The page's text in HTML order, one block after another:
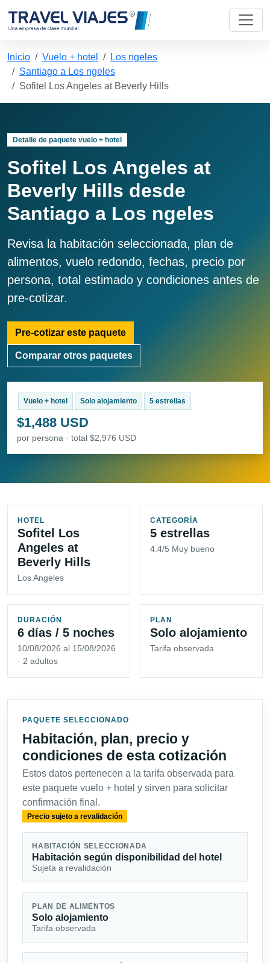
Inicio Vuelo + hotel
Los ngeles
Santiago a Los ngeles
Sofitel Los Angeles at Beverly Hills
Detalle de paquete vuelo + hotel
Sofitel Los Angeles at
Beverly Hills desde
Santiago a Los ngeles
Revisa la habitación seleccionada, plan de
alimentos, vuelo redondo, fechas, precio por
persona, total estimado y condiciones antes de
pre-cotizar.
Pre-cotizar este paquete
Comparar otros paquetes
Vuelo + hotel Solo alojamiento 5 estrellas
$1,488 USD
por persona · total $2,976 USD
HOTEL
Sofitel Los
Angeles at
Beverly Hills
Los Angeles
CATEGORÍA
5 estrellas
4.4/5 Muy bueno
DURACIÓN
6 días / 5 noches
10/08/2026 al 15/08/2026
· 2 adultos
PLAN
Solo alojamiento
Tarifa observada
PAQUETE SELECCIONADO
Habitación, plan, precio y
condiciones de esta cotización
Estos datos pertenecen a la tarifa observada para
este paquete vuelo + hotel y sirven para solicitar
confirmación final.
Precio sujeto a revalidación
HABITACIÓN SELECCIONADA
Habitación según disponibilidad del hotel
Sujeta a revalidación
PLAN DE ALIMENTOS
Solo alojamiento
Tarifa observada